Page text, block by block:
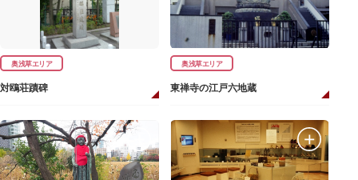
奥浅草エリア
対鴎荘蹟碑
奥浅草エリア
東禅寺の江戸六地蔵